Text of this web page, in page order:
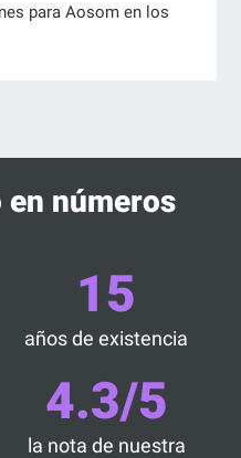
para Aosom en los
en números
15
años de existencia
4.3/5
la nota de nuestra